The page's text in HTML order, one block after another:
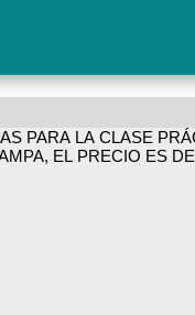
PARA LA CLASE
EL PRECIO ES